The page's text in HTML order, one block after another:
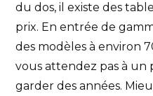
du dos, il existe des
prix. En entrée de
des modèles à environ
vous attendez pas à
garder des années.